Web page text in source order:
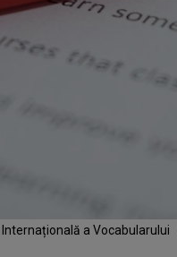
a Vocabularului